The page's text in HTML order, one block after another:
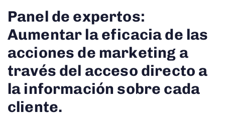
Panel de expertos:
Aumentar la eficacia de las
acciones de marketing a
través del acceso directo a
la información sobre cada
cliente.